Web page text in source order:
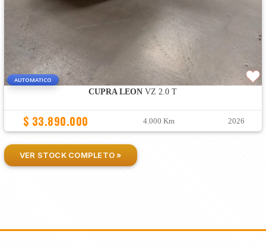
AUTOMATICO
CUPRA LEON VZ 2.0 T
$ 33.890.000 4.000 Km 2026
VER STOCK COMPLETO »